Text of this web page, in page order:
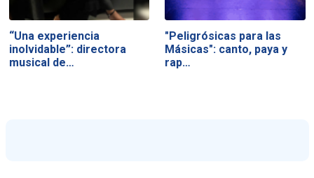
“Una experiencia
inolvidable”: directora
musical de…
"Peligrósicas para las
Másicas": canto, paya y
rap…